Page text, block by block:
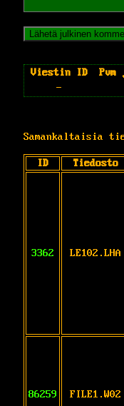
Viestin ID
-
Samankaltaisia
ID Tiedosto
3362 LE102.LHA
86259 FILE1.W02